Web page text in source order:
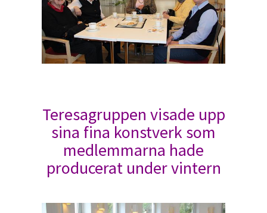
Teresagruppen visade upp
sina fina konstverk som
medlemmarna hade
producerat under vintern